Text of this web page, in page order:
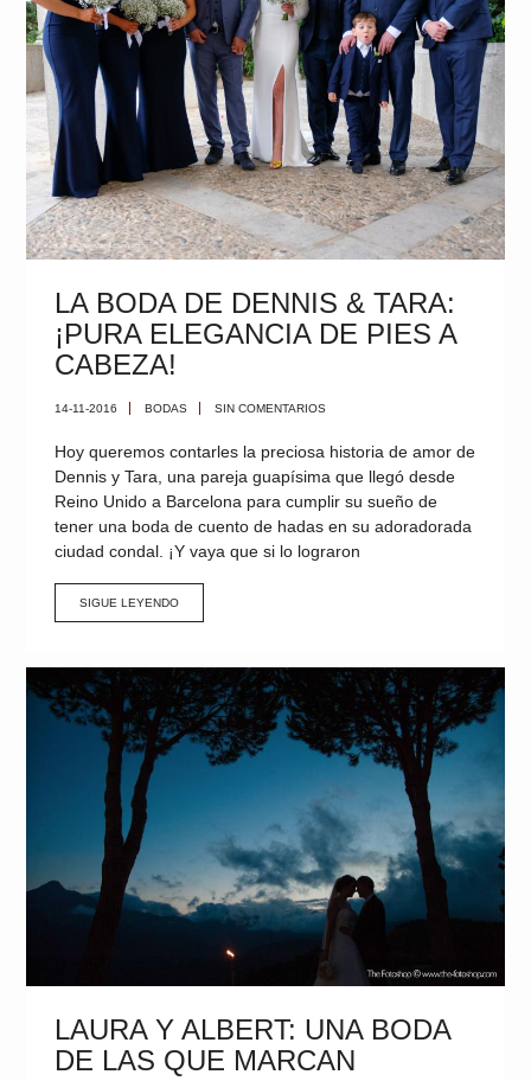
LA BODA DE DENNIS & TARA:
¡PURA ELEGANCIA DE PIES A
CABEZA!
14-11-2016 BODAS SIN COMENTARIOS
Hoy queremos contarles la preciosa historia de amor de
Dennis y Tara, una pareja guapísima que llegó desde
Reino Unido a Barcelona para cumplir su sueño de
tener una boda de cuento de hadas en su adoradorada
ciudad condal. ¡Y vaya que si lo lograron
SIGUE LEYENDO
LAURA Y ALBERT: UNA BODA
DE LAS QUE MARCAN